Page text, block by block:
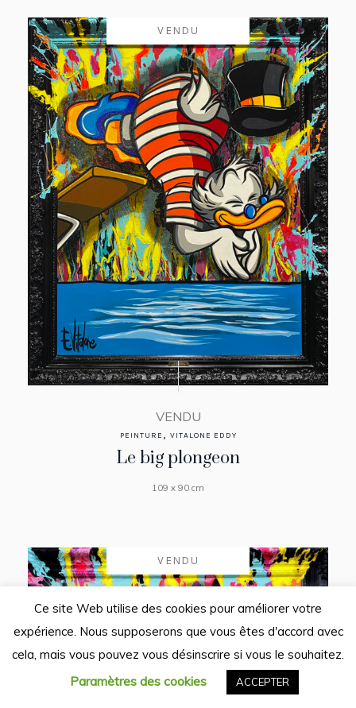
VENDU
VENDU
PEINTURE , VITALONE EDDY
Le big plongeon
109 x 90 cm
VENDU
Ce site Web utilise des cookies pour améliorer votre
expérience. Nous supposerons que vous êtes d'accord avec
cela, mais vous pouvez vous désinscrire si vous le souhaitez.
Paramètres des cookies ACCEPTER